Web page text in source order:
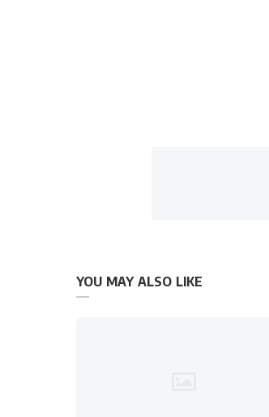
YOU MAY ALSO LIKE